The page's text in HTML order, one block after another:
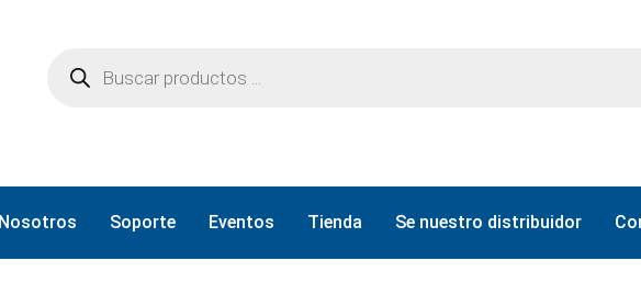
Nosotros Soporte Eventos Tienda Se nuestro distribuidor